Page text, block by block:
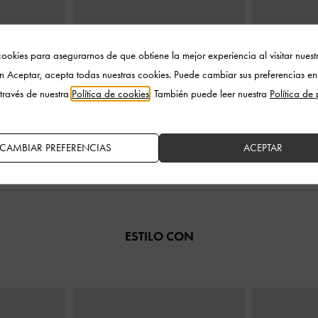
de piel y ante-
Salones Slingback de Ante Sintético con
Lazo Posterior
Negro Texturizado
US$86.00
Zapatos de
cristales y
ESTILO CON
para asegurarnos de que obtiene la mejor experiencia al visitar
Aceptar, acepta todas nuestras cookies. Puede cambiar sus preferencias
de nuestra Política de cookies . También puede leer nuestra Política de
CAMBIAR PREFERENCIAS ACEPTAR